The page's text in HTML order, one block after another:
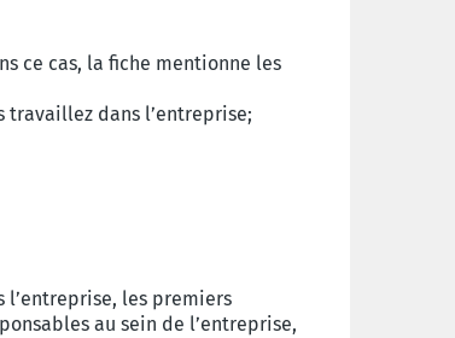
ce cas, la fiche mentionne les
travaillez dans l’entreprise;
l’entreprise, les premiers
au sein de l’entreprise,